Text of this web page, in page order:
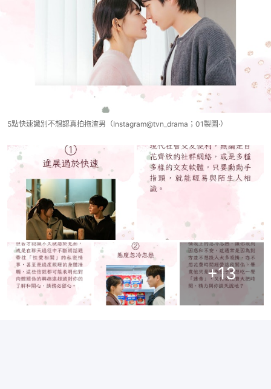
5點快速識別不想認真拍拖渣男（Instagram@tvn_drama；01製圖·）
+13